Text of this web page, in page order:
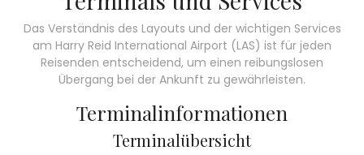
Das Verständnis des Layouts und der wichtigen Services
am Harry Reid International Airport (LAS) ist für jeden
Reisenden entscheidend, um einen reibungslosen
Übergang bei der Ankunft zu gewährleisten.
Terminalinformationen
Terminalübersicht